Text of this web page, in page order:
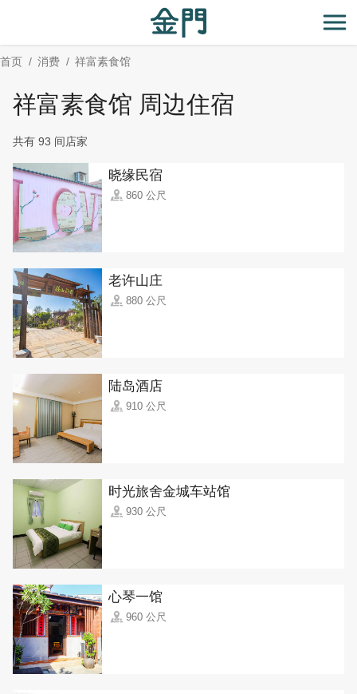
主
要
开
首页 消费 祥富素食馆
祥富素食馆 周边住宿
共有 93 间店家
晓缘民宿
860 公尺
老许山庄
880 公尺
陆岛酒店
910 公尺
时光旅舍金城车站馆
930 公尺
心琴一馆
960 公尺